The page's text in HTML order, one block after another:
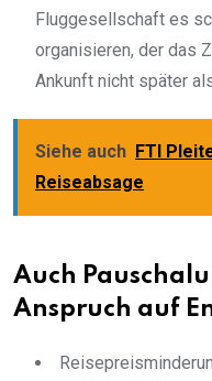
Fluggesellschaft es
organisieren, der das
Ankunft nicht später
Siehe auch FTI
Reiseabsage
Auch
Anspruch auf